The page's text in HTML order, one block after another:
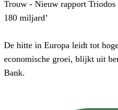
Trouw - Nieuw rapport Triodos
180 miljard’
De hitte in Europa leidt tot
economische groei, blijkt uit
Bank.